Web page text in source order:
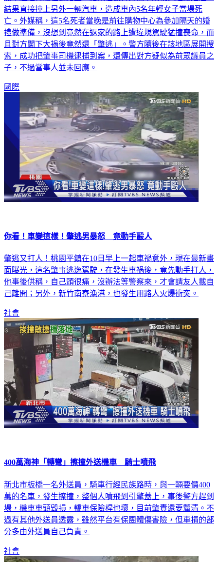
結果直接撞上另外一輛汽車，造成車內5名年輕女子當場死
亡。外媒稱，這5名死者當晚是前往購物中心為參加隔天的婚
禮做準備，沒想到竟然在返家的路上遭違規駕駛猛撞喪命，而
且對方闖下大禍後竟然還「肇逃」。警方隨後在該地區展開搜
索，成功把肇事司機逮捕到案，還傳出對方疑似為前眾議員之
子，不過當事人並未回應。
國際
你看！車變這樣！肇逃男暴怒 竟動手毆人
肇逃又打人！桃園平鎮在10日早上一起車禍意外，現在最新畫
面曝光，這名肇事逃逸駕駛，在發生車禍後，竟先動手打人，
他事後供稱，自己頭很痛，沒辦法等警察來，才會請友人載自
己離開；另外，新竹南寮漁港，也發生用路人火爆衝突。
社會
400萬海神「轉彎」擦撞外送機車 騎士噴飛
新北市板橋一名外送員，騎車行經民族路時，與一輛要價400
萬的名車，發生擦撞，整個人噴飛到引擎蓋上，事後警方趕到
場，機車車頭毀損，轎車保險桿也壞，目前肇責還要釐清。不
過有其他外送員透露，雖然平台有保團體傷害險，但車損的部
分多由外送員自己負責。
社會